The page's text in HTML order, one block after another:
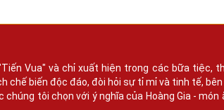
Vua" và chỉ xuất hiện trong các bữa tiệc,
biến độc đáo, đòi hỏi sự tỉ mỉ và tinh tế,
tôi chọn với ý nghĩa của Hoàng Gia -